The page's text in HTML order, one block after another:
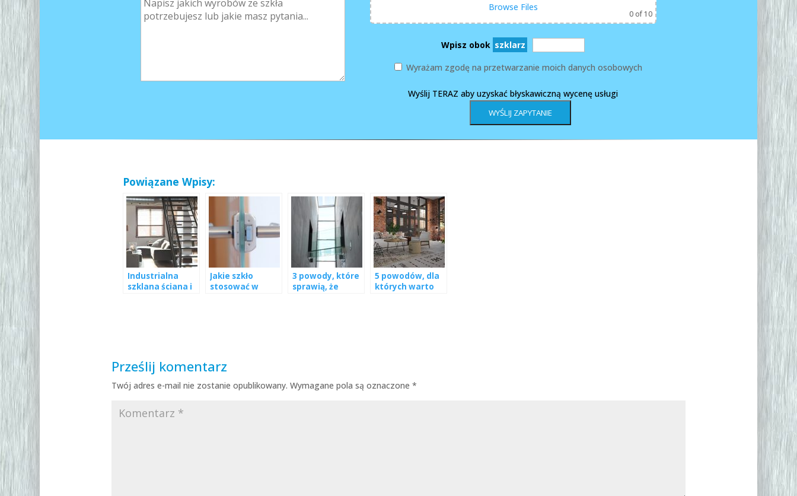
Browse Files
0of 10
Wpisz obok szklarz
Wyrażam zgodę na przetwarzanie moich danych osobowych
Wyślij TERAZ aby uzyskać błyskawiczną wycenę usługi
Powiązane Wpisy:
Industrialna
szklana ściana i
Jakie szkło
stosować w
3 powody, które
sprawią, że
5 powodów, dla
których warto
Prześlij komentarz
Twój adres e-mail nie zostanie opublikowany. Wymagane pola są oznaczone*